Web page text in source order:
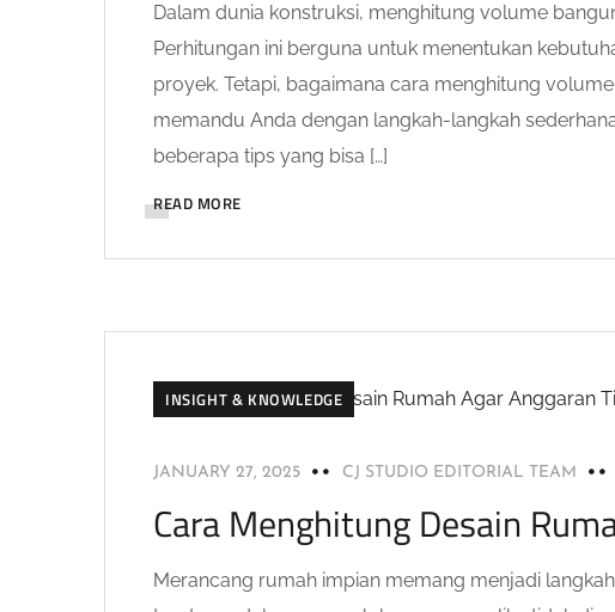
Dalam dunia konstruksi, menghitung volume
Perhitungan ini berguna untuk menentukan
proyek. Tetapi, bagaimana cara menghitung
memandu Anda dengan langkah-langkah
beberapa tips yang bisa […]
READ MORE
INSIGHT & KNOWLEDGE
JANUARY 27, 2025 CJ STUDIO EDITORIAL TEAM
Cara Menghitung Desain
Merancang rumah impian memang menjadi